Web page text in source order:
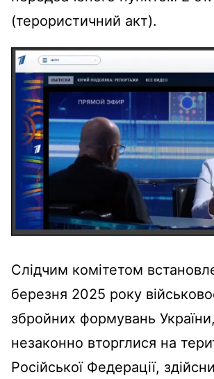
(терористичний акт).
Слідчим комітетом
березня 2025 року
збройних формувань України,
незаконно вторглися на
Російської Федерації,